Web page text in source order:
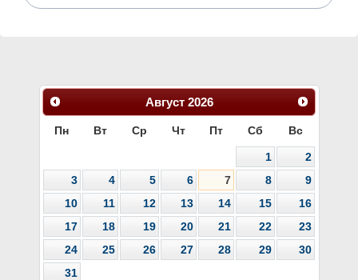
Август 2026
Пн Вт Ср Чт Пт Сб Вс
1
2
3
4 5 6 7 8
9
10
11 12 13 14 15
16
17
18 19 20 21 22
23
24
25 26 27 28 29
30
31